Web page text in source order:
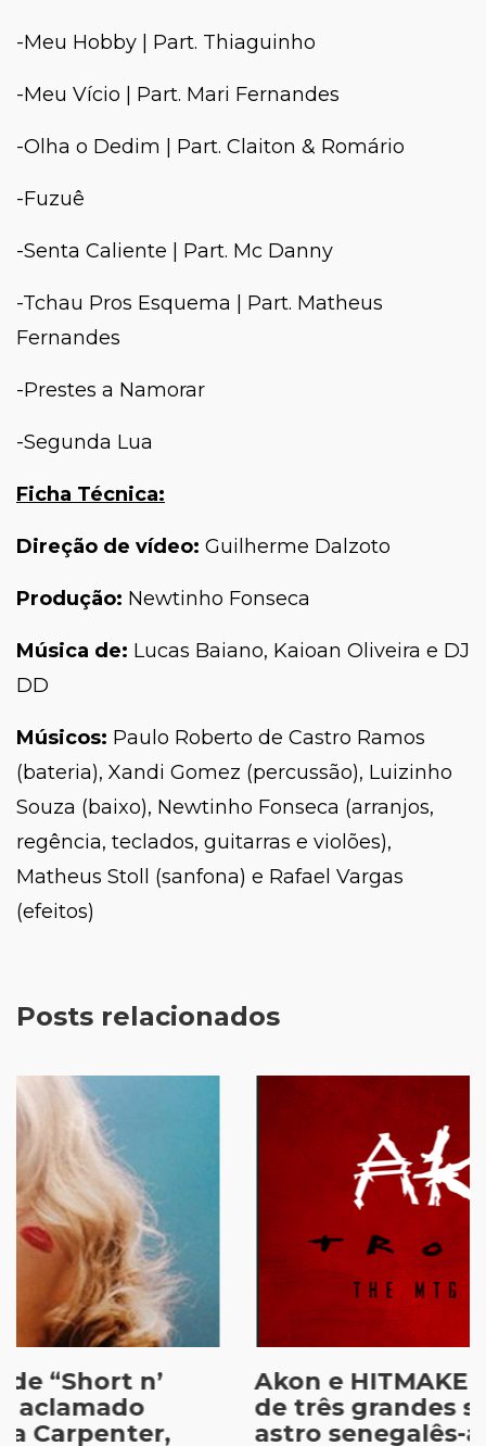
-Meu Hobby | Part. Thiaguinho
-Meu Vício | Part. Mari Fernandes
-Olha o Dedim | Part. Claiton & Romário
-Fuzuê
-Senta Caliente | Part. Mc Danny
-Tchau Pros Esquema | Part. Matheus
Fernandes
-Prestes a Namorar
-Segunda Lua
Ficha Técnica:
Direção de vídeo: Guilherme Dalzoto
Produção: Newtinho Fonseca
Música de: Lucas Baiano, Kaioan Oliveira e DJ
DD
Músicos: Paulo Roberto de Castro Ramos
(bateria), Xandi Gomez (percussão), Luizinho
Souza (baixo), Newtinho Fonseca (arranjos,
regência, teclados, guitarras e violões),
Matheus Stoll (sanfona) e Rafael Vargas
(efeitos)
Posts relacionados
Akon e HITMAKER lançam MTGs
de três grandes sucessos do
astro senegalês-americano